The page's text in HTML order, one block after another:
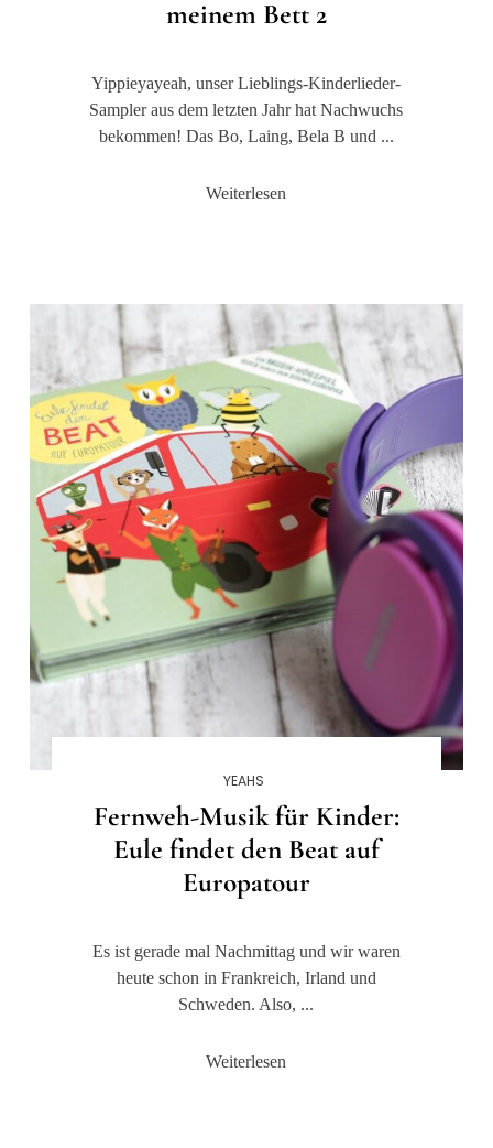
meinem Bett 2
Yippieyayeah, unser Lieblings-Kinderlieder-
Sampler aus dem letzten Jahr hat Nachwuchs
bekommen! Das Bo, Laing, Bela B und ...
Weiterlesen
YEAHS
Fernweh-Musik für Kinder:
Eule findet den Beat auf
Europatour
Es ist gerade mal Nachmittag und wir waren
heute schon in Frankreich, Irland und
Schweden. Also, ...
Weiterlesen